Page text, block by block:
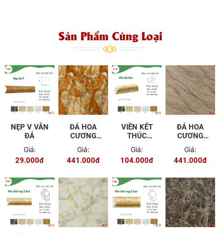
Sản Phẩm Cùng Loại
NẸP V VÂN
ĐÁ
Giá:
29.000đ
ĐÁ HOA
CƯƠNG
Giá:
441.000đ
VIỀN KẾT
THÚC
7904
Giá:
104.000đ
ĐÁ HOA
CƯƠNG
Giá:
441.000đ